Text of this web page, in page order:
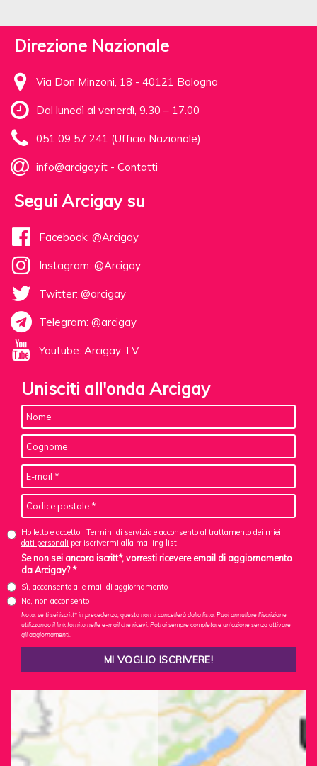
Direzione Nazionale
Via Don Minzoni, 18 - 40121 Bologna
Dal lunedì al venerdì, 9.30 – 17.00
051 09 57 241 (Ufficio Nazionale)
info@arcigay.it - Contatti
Segui Arcigay su
Facebook: @Arcigay
Instagram: @Arcigay
Twitter: @arcigay
Telegram: @arcigay
Youtube: Arcigay TV
Unisciti all'onda Arcigay
Ho letto e accetto i Termini di servizio e acconsento al trattamento dei miei
dati personali per iscrivermi alla mailing list
Se non sei ancora iscritt*, vorresti ricevere email di aggiornamento
da Arcigay? *
Sì, acconsento alle mail di aggiornamento
No, non acconsento
Nota: se ti sei iscritt* in precedenza, questo non ti cancellerà dalla lista. Puoi annullare l'iscrizione
utilizzando il link fornito nelle e-mail che ricevi. Potrai sempre completare un'azione senza attivare
gli aggiornamenti.